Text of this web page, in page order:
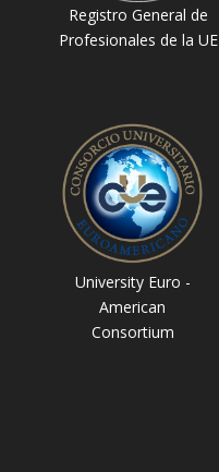
Registro General de
Profesionales de la UE
University Euro -
American
Consortium